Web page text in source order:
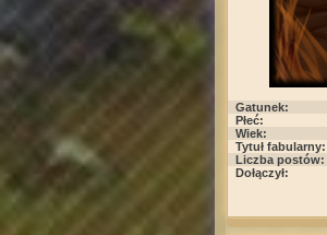
Gatunek:
Płeć:
Wiek:
Tytuł fabularny:
Liczba postów:
Dołączył: